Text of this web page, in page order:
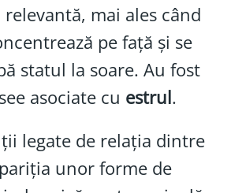
relevantă, mai ales când
pe față și se
statul la soare. Au fost
asociate cu estrul.
legate de relația dintre
unor forme de